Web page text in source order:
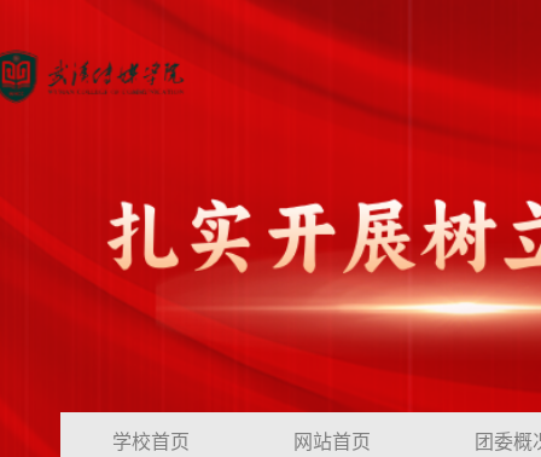
学校首页 网站首页 团委概